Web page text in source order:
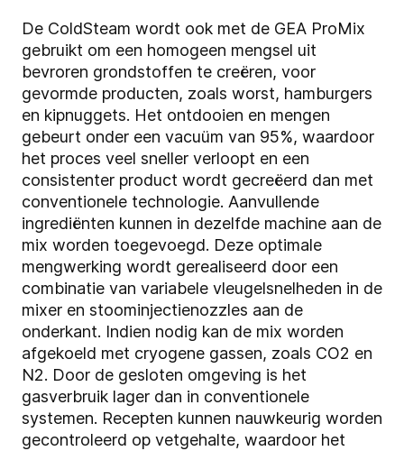
De ColdSteam wordt ook met de GEA ProMix
gebruikt om een homogeen mengsel uit
bevroren grondstoffen te creëren, voor
gevormde producten, zoals worst, hamburgers
en kipnuggets. Het ontdooien en mengen
gebeurt onder een vacuüm van 95%, waardoor
het proces veel sneller verloopt en een
consistenter product wordt gecreëerd dan met
conventionele technologie. Aanvullende
ingrediënten kunnen in dezelfde machine aan de
mix worden toegevoegd. Deze optimale
mengwerking wordt gerealiseerd door een
combinatie van variabele vleugelsnelheden in de
mixer en stoominjectienozzles aan de
onderkant. Indien nodig kan de mix worden
afgekoeld met cryogene gassen, zoals CO2 en
N2. Door de gesloten omgeving is het
gasverbruik lager dan in conventionele
systemen. Recepten kunnen nauwkeurig worden
gecontroleerd op vetgehalte, waardoor het